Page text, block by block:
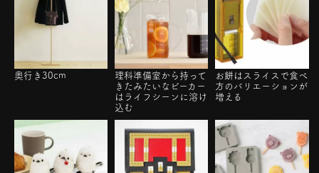
奥行き30cm
理科準備室から持って
きたみたいなビーカー
はライフシーンに溶け
込む
お餅はスライスで食べ
方のバリエーションが
増える